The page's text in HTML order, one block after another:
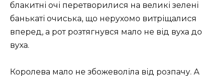
блакитні очі перетворилися на великі зелені
банькаті очиська, що нерухомо витріщалися
вперед, а рот розтягнувся мало не від вуха до
вуха.
Королева мало не збожеволіла від розпачу. А